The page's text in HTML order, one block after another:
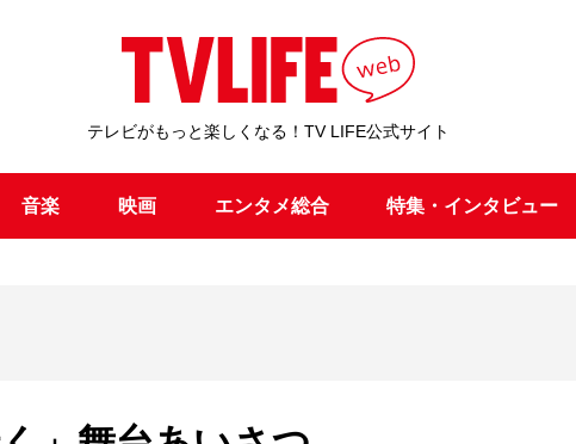
テレビがもっと楽しくなる！TV LIFE公式サイト
音楽 映画 エンタメ総合 特集・インタビュー